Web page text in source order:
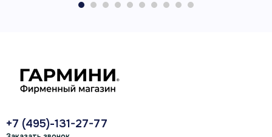
+7 (495)-131-27-77